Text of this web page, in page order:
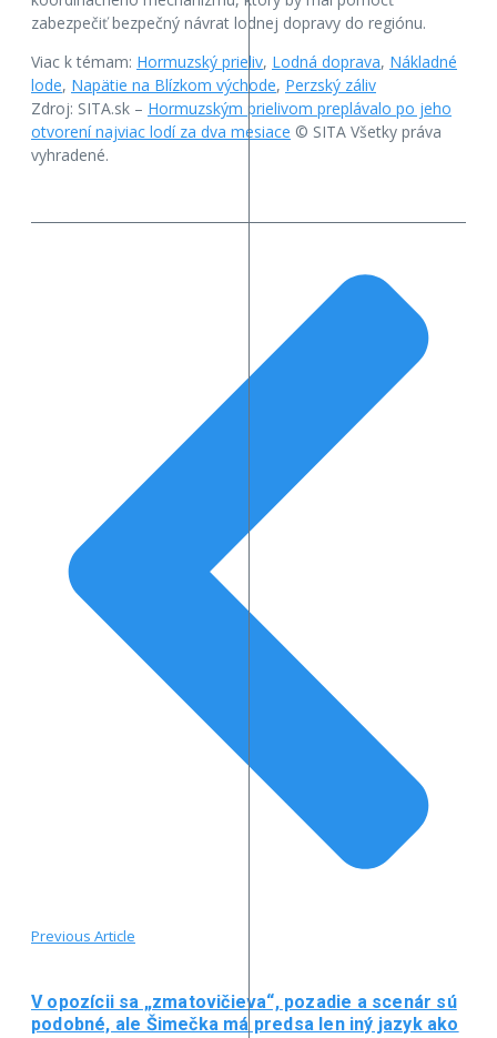
zabezpečiť bezpečný návrat lodnej dopravy do regiónu.
Viac k témam: Hormuzský prieliv, Lodná doprava, Nákladné
lode, Napätie na Blízkom východe, Perzský záliv
Zdroj: SITA.sk – Hormuzským prielivom preplávalo po jeho
otvorení najviac lodí za dva mesiace © SITA Všetky práva
vyhradené.
Previous Article
V opozícii sa „zmatovičieva“, pozadie a scenár sú
podobné, ale Šimečka má predsa len iný jazyk ako